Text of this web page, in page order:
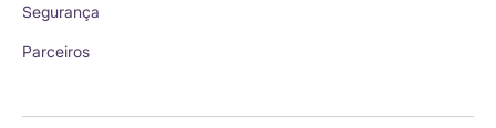
Segurança
Parceiros